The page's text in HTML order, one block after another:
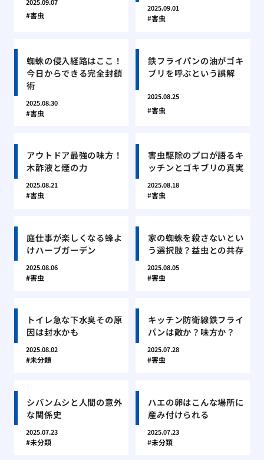
2025.09.07
害虫
2025.09.01
害虫
蜘蛛の侵入経路はここ！
今日からできる完全封鎖
術
2025.08.30
害虫
鉄フライパンの油がゴキ
ブリを呼ぶという誤解
2025.08.25
害虫
アウトドア最強の味方！
木酢液と煙の力
2025.08.21
害虫
害虫駆除のプロが語るキ
ッチンとゴキブリの真実
2025.08.18
害虫
庭仕事が楽しくなる蜂よ
けハーブガーデン
2025.08.06
害虫
家の蜘蛛を殺さないとい
う選択肢？益虫との共存
2025.08.05
害虫
トイレ急な下水臭その原
因は封水かも
2025.08.02
未分類
キッチン防衛線鉄フライ
パンは敵か？味方か？
2025.07.28
害虫
シバンムシと人間の意外
な関係史
2025.07.23
未分類
ハエの卵はこんな場所に
産み付けられる
2025.07.23
未分類